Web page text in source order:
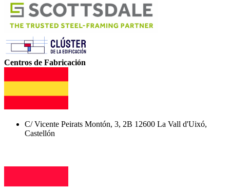
Centros de Fabricación
C/ Vicente Peirats Montón, 3, 2B 12600 La Vall d'Uixó,
Castellón